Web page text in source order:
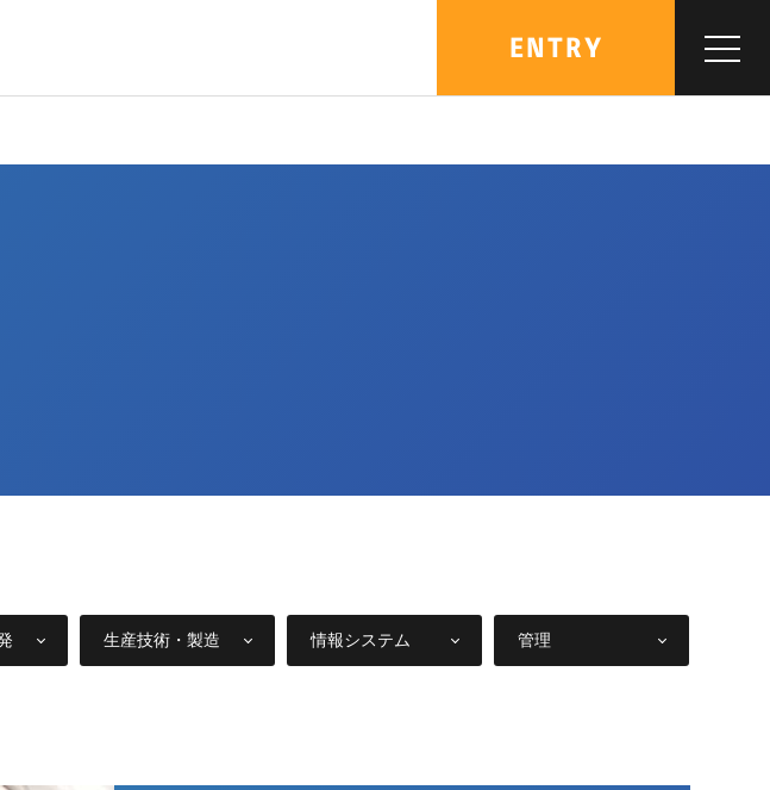
ENTRY
生産技術・製造 情報システム 管理